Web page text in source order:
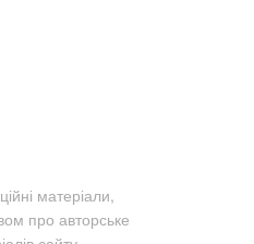
матеріали,
про авторське